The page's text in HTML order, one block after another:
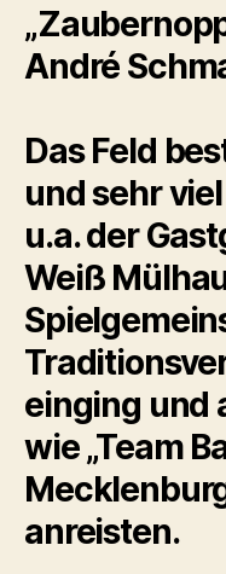
André
Das Feld
und sehr
u.a. der
Weiß
einging und
wie „Team
anreisten.